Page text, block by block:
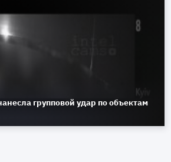
групповой удар по объектам